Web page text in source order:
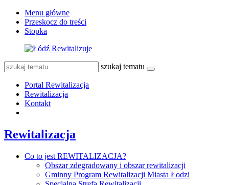
Menu główne
Przeskocz do treści
Stopka
szukaj tematu
Portal Rewitalizacja
Rewitalizacja
Kontakt
Rewitalizacja
Co to jest REWITALIZACJA?
Obszar zdegradowany i obszar rewitalizacji
Gminny Program Rewitalizacji Miasta Łodzi